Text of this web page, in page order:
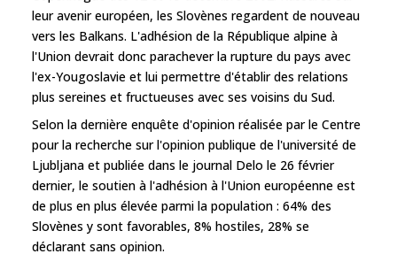
leur avenir européen, les Slovènes regardent de nouveau
vers les Balkans. L'adhésion de la République alpine à
l'Union devrait donc parachever la rupture du pays avec
l'ex-Yougoslavie et lui permettre d'établir des relations
plus sereines et fructueuses avec ses voisins du Sud.
Selon la dernière enquête d'opinion réalisée par le Centre
pour la recherche sur l'opinion publique de l'université de
Ljubljana et publiée dans le journal Delo le 26 février
dernier, le soutien à l'adhésion à l'Union européenne est
de plus en plus élevée parmi la population : 64% des
Slovènes y sont favorables, 8% hostiles, 28% se
déclarant sans opinion.